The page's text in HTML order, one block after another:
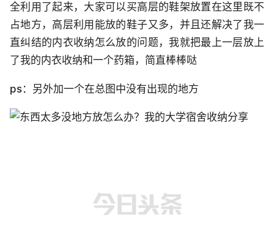
全利用了起来，大家可以买高层的鞋架放置在这里既不
占地方，高层利用能放的鞋子又多，并且还解决了我一
直纠结的内衣收纳怎么放的问题，我就把最上一层放上
了我的内衣收纳和一个药箱，简直棒棒哒
ps：另外加一个在总图中没有出现的地方